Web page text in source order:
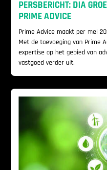
PERSBERICHT: DIA
PRIME ADVICE
Prime Advice maakt per mei
Met de toevoeging van Prime
expertise op het gebied van
vastgoed verder uit.